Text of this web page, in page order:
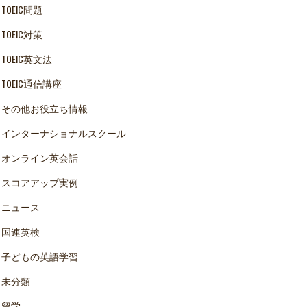
TOEIC問題
TOEIC対策
TOEIC英文法
TOEIC通信講座
その他お役立ち情報
インターナショナルスクール
オンライン英会話
スコアアップ実例
ニュース
国連英検
子どもの英語学習
未分類